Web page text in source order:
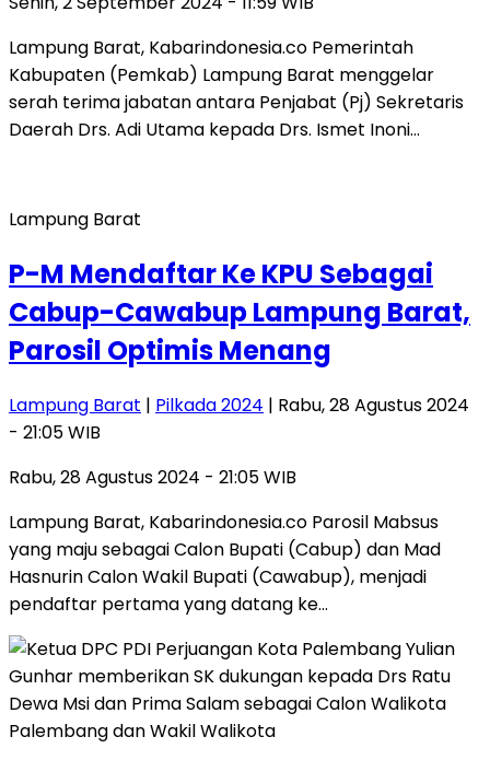
Lampung Barat, Kabarindonesia.co Pemerintah
Kabupaten (Pemkab) Lampung Barat menggelar
serah terima jabatan antara Penjabat (Pj) Sekretaris
Daerah Drs. Adi Utama kepada Drs. Ismet Inoni…
Lampung Barat
P-M Mendaftar Ke KPU Sebagai
Cabup-Cawabup Lampung Barat,
Parosil Optimis Menang
Lampung Barat | Pilkada 2024 | Rabu, 28 Agustus 2024
- 21:05 WIB
Rabu, 28 Agustus 2024 - 21:05 WIB
Lampung Barat, Kabarindonesia.co Parosil Mabsus
yang maju sebagai Calon Bupati (Cabup) dan Mad
Hasnurin Calon Wakil Bupati (Cawabup), menjadi
pendaftar pertama yang datang ke…